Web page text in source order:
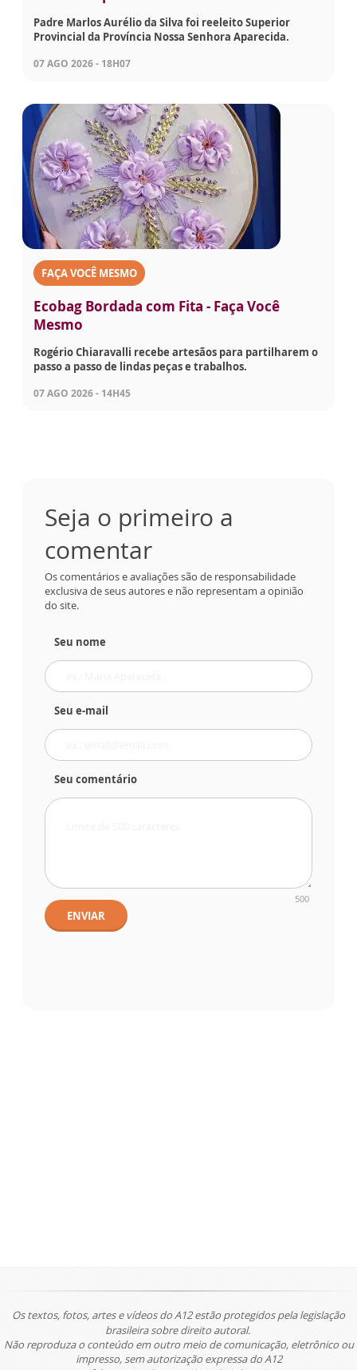
Padre Marlos Aurélio da Silva foi reeleito Superior
Provincial da Província Nossa Senhora Aparecida.
07 AGO 2026 - 18H07
FAÇA VOCÊ MESMO
Ecobag Bordada com Fita - Faça Você
Mesmo
Rogério Chiaravalli recebe artesãos para partilharem o
passo a passo de lindas peças e trabalhos.
07 AGO 2026 - 14H45
Seja o primeiro a
comentar
Os comentários e avaliações são de responsabilidade
exclusiva de seus autores e não representam a opinião
do site.
Seu nome
Seu e-mail
Seu comentário
500
ENVIAR
Os textos, fotos, artes e vídeos do A12 estão protegidos pela legislação
brasileira sobre direito autoral.
Não reproduza o conteúdo em outro meio de comunicação, eletrônico ou
impresso, sem autorização expressa do A12